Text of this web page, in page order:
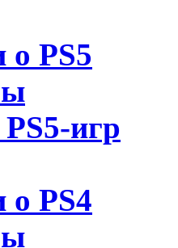
о PS5
игр
о PS4